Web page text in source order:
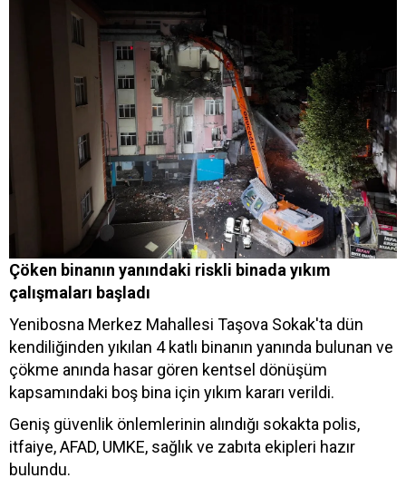
Çöken binanın yanındaki riskli binada yıkım
çalışmaları başladı
Yenibosna Merkez Mahallesi Taşova Sokak'ta dün
kendiliğinden yıkılan 4 katlı binanın yanında bulunan ve
çökme anında hasar gören kentsel dönüşüm
kapsamındaki boş bina için yıkım kararı verildi.
Geniş güvenlik önlemlerinin alındığı sokakta polis,
itfaiye, AFAD, UMKE, sağlık ve zabıta ekipleri hazır
bulundu.